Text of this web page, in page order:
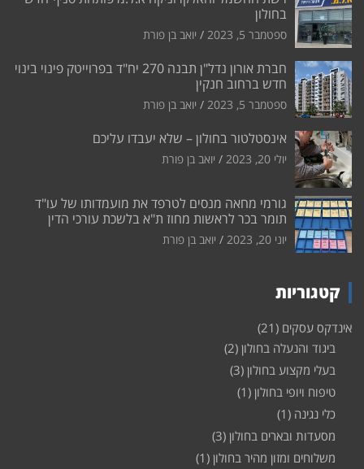
בחולון
ספטמבר 5, 2023 יואב בן פורת
חברת אורון נדל"ן תבנה 270 יח"ד בפרוייטק פינוי בינוי
חדש ברחוב חנקין
ספטמבר 5, 2023 יואב בן פורת
אינסטלטור בחולון – שלא יעבדו עליכם
יולי 20, 2023 יואב בן פורת
גורמי מחאה מנסים לטרפד את מועמדותו של עו"ד
תומר בכר לראשות מחוז ת"א בלשכת עורכי הדין
יוני 20, 2023 יואב בן פורת
קטגוריות
אינדקס עסקים (21)
ביגוד והנעלה בחולון (2)
בעלי מקצוע בחולון (3)
טיפוח ויופי בחולון (1)
כלי נגינה (1)
מסעדות ובארים בחולון (3)
משלוחים ומזון מהיר בחולון (1)